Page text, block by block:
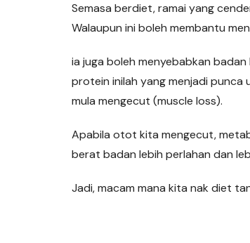
Semasa berdiet, ramai yang
Walaupun ini boleh membantu
ia juga boleh menyebabkan
protein inilah yang menjadi punca
mula mengecut (muscle loss).
Apabila otot kita mengecut,
berat badan lebih perlahan dan
Jadi, macam mana kita nak diet